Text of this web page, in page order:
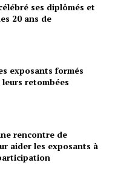
ses diplômés et
20 ans de
exposants formés
retombées
rencontre de
aider les exposants à